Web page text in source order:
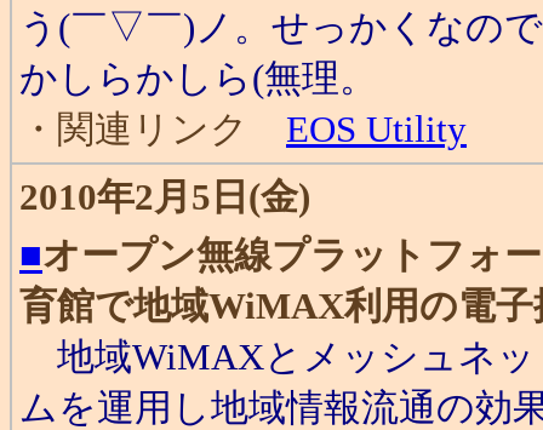
う(￣▽￣)ノ。せっかくなの
かしらかしら(無理。
・関連リンク EOS Utility
2010年2月5日(金)
■オープン無線プラットフォ
育館で地域WiMAX利用の電
地域WiMAXとメッシュネッ
ムを運用し地域情報流通の効